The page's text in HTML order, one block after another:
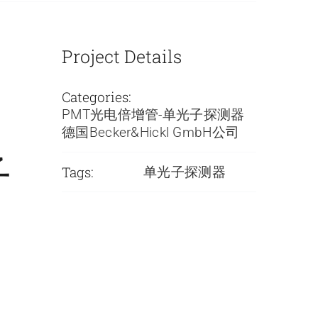
Project Details
Categories:
PMT光电倍增管-单光子探测器
德国Becker&Hickl GmbH公司
Tags: 单光子探测器